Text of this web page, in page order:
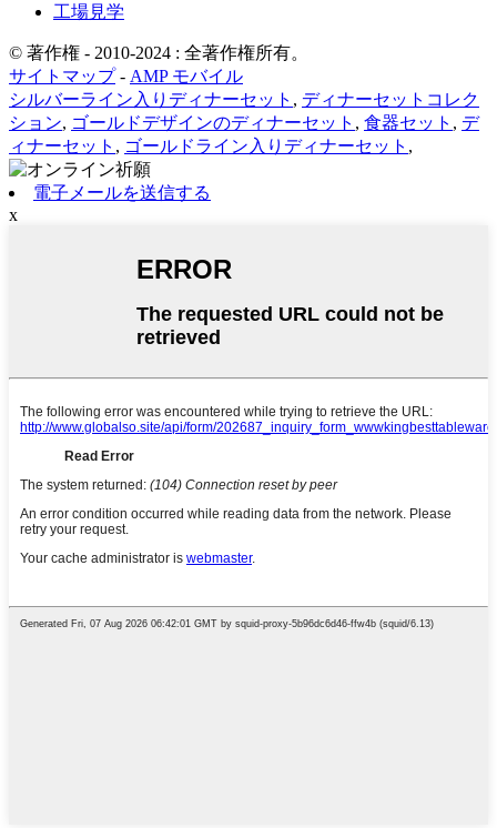
工場見学
© 著作権 - 2010-2024 : 全著作権所有。
サイトマップ- AMP モバイル
シルバーライン入りディナーセット , ディナーセットコレク
ション, ゴールドデザインのディナーセット , 食器セット , デ
ィナーセット , ゴールドライン入りディナーセット ,
電子メールを送信する
x